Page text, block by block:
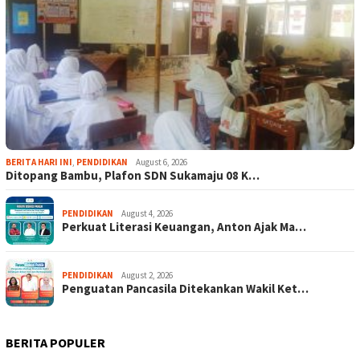
BERITA HARI INI, PENDIDIKAN August 6, 2026
Ditopang Bambu, Plafon SDN Sukamaju 08 K…
PENDIDIKAN August 4, 2026
Perkuat Literasi Keuangan, Anton Ajak Ma…
PENDIDIKAN August 2, 2026
Penguatan Pancasila Ditekankan Wakil Ket…
BERITA POPULER